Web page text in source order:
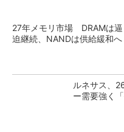
27年メモリ市場 DRAMは逼
迫継続、NANDは供給緩和へ
ルネサス、
ー需要強く